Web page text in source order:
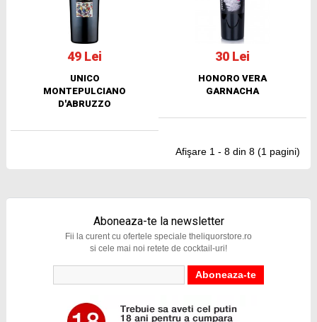
49 Lei
UNICO
MONTEPULCIANO
D'ABRUZZO
30 Lei
HONORO VERA
GARNACHA
Afişare 1 - 8 din 8 (1 pagini)
Aboneaza-te la newsletter
Fii la curent cu ofertele speciale theliquorstore.ro
si cele mai noi retete de cocktail-uri!